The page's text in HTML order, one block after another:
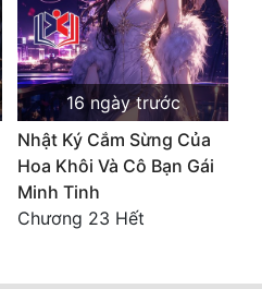
16 ngày trước
Nhật Ký Cắm Sừng Của
Hoa Khôi Và Cô Bạn Gái
Minh Tinh
Chương 23 Hết